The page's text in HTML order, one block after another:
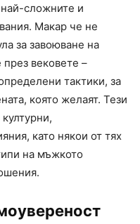
сложните и
Макар че не
за завоюване на
вековете –
тактики, за
която желаят. Тези
като някои от тях
на мъжкото